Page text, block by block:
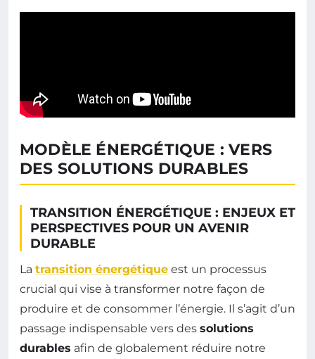
MODÈLE ÉNERGÉTIQUE : VERS
DES SOLUTIONS DURABLES
TRANSITION ÉNERGÉTIQUE : ENJEUX ET
PERSPECTIVES POUR UN AVENIR
DURABLE
La transition énergétique est un processus
crucial qui vise à transformer notre façon de
produire et de consommer l’énergie. Il s’agit d’un
passage indispensable vers des solutions
durables afin de globalement réduire notre